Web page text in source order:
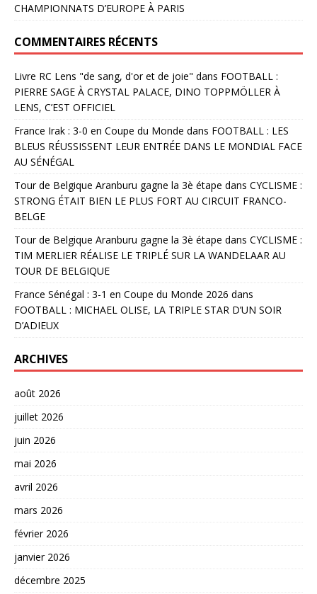
CHAMPIONNATS D’EUROPE À PARIS
COMMENTAIRES RÉCENTS
Livre RC Lens "de sang, d'or et de joie" dans FOOTBALL :
PIERRE SAGE À CRYSTAL PALACE, DINO TOPPMÖLLER À
LENS, C’EST OFFICIEL
France Irak : 3-0 en Coupe du Monde dans FOOTBALL : LES
BLEUS RÉUSSISSENT LEUR ENTRÉE DANS LE MONDIAL FACE
AU SÉNÉGAL
Tour de Belgique Aranburu gagne la 3è étape dans CYCLISME :
STRONG ÉTAIT BIEN LE PLUS FORT AU CIRCUIT FRANCO-
BELGE
Tour de Belgique Aranburu gagne la 3è étape dans CYCLISME :
TIM MERLIER RÉALISE LE TRIPLÉ SUR LA WANDELAAR AU
TOUR DE BELGIQUE
France Sénégal : 3-1 en Coupe du Monde 2026 dans
FOOTBALL : MICHAEL OLISE, LA TRIPLE STAR D’UN SOIR
D’ADIEUX
ARCHIVES
août 2026
juillet 2026
juin 2026
mai 2026
avril 2026
mars 2026
février 2026
janvier 2026
décembre 2025